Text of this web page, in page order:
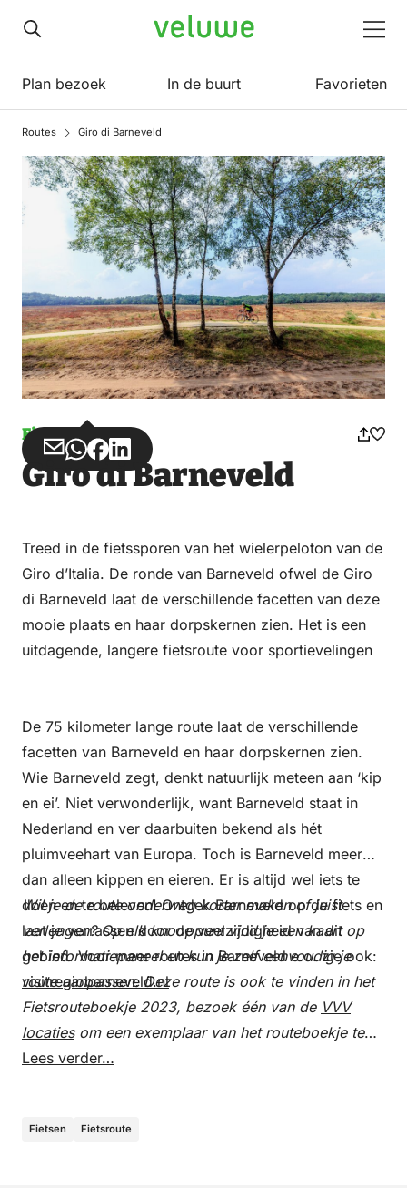
Veluwe
Plan bezoek In de buurt Favorieten
Routes Giro di Barneveld
Fietsen
Deel
via
Deel
via
Deel
op
Deel
op
Giro di Barneveld
Treed in de fietssporen van het wielerpeloton van de
Giro d’Italia. De ronde van Barneveld ofwel de Giro
di Barneveld laat de verschillende facetten van deze
mooie plaats en haar dorpskernen zien. Het is een
uitdagende, langere fietsroute voor sportievelingen
De 75 kilometer lange route laat de verschillende
facetten van Barneveld en haar dorpskernen zien.
Wie Barneveld zegt, denkt natuurlijk meteen aan ‘kip
en ei’. Niet verwonderlijk, want Barneveld staat in
Nederland en ver daarbuiten bekend als hét
pluimveehart van Europa. Toch is Barneveld meer
dan alleen kippen en eieren. Er is altijd wel iets te
doen en te beleven! Ontdek Barneveld op de fiets en
laat je verrassen door de veelzijdigheid van dit
gebied. Voor meer routes in Barneveld e.o. zie ook:
visitregiobarneveld.nl
Wil je de route onderweg korter maken of juist
verlengen? Op elk knooppunt vind je een kaart op
het informatiepaneel en kun je zelf eenvoudig je
route aanpassen. Deze route is ook te vinden in het
Fietsrouteboekje 2023, bezoek één van de VVV
locatiesom een exemplaar van het routeboekje te
ontvangen!
Lees verder…
Fietsen Fietsroute